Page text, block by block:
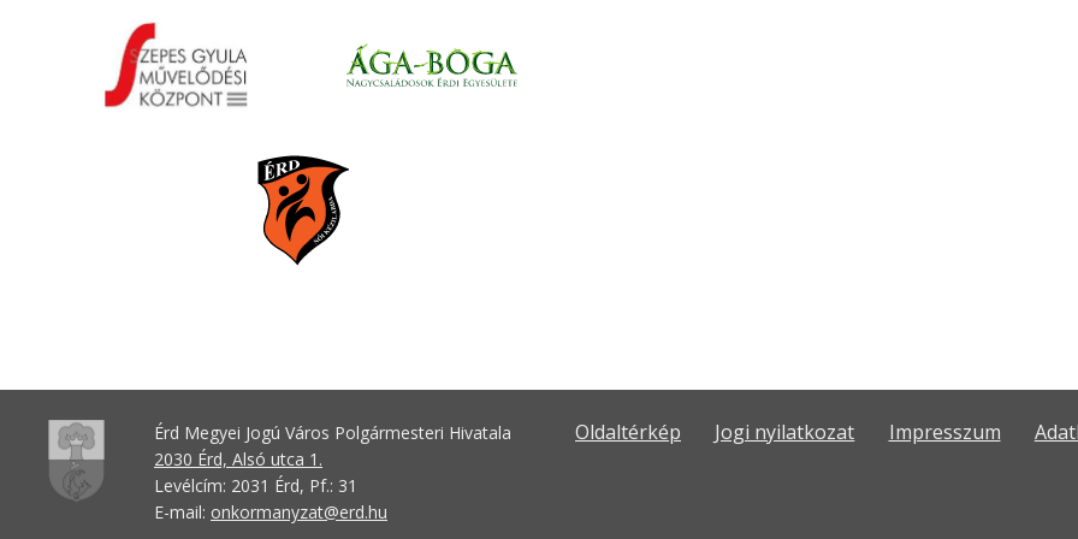
Érd Megyei Jogú Város Polgármesteri Hivatala
2030 Érd, Alsó utca 1.
Levélcím: 2031 Érd, Pf.: 31
E-mail: onkormanyzat@erd.hu
Oldaltérkép Jogi nyilatkozat Impresszum